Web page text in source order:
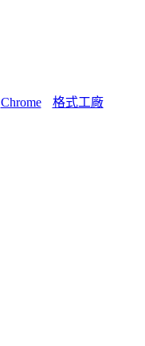
Chrome 格式工廠